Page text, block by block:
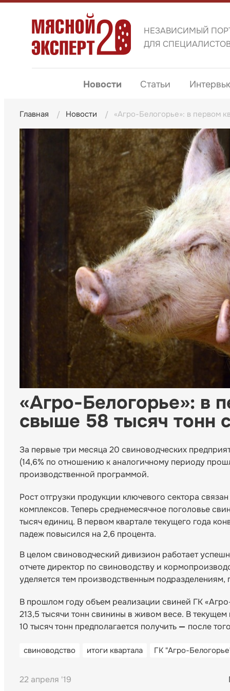
НЕЗАВИСИМЫЙ
ДЛЯ
Новости Статьи
Главная Новости «Агро-Белогорье»: в первом
«Агро-Белогорье»: в
свыше 58 тысяч тонн
За первые три месяца 20 свиноводческих
(14,6% по отношению к аналогичному периоду
производственной программой.
Рост отгрузки продукции ключевого сектора
комплексов. Теперь среднемесячное поголовье
тысяч единиц. В первом квартале текущего года
падеж повысился на 2,6 процента.
В целом свиноводческий дивизион работает
отчете директор по свиноводству и
уделяется тем производственным
В прошлом году объем реализации свиней ГК
213,5 тысячи тонн свинины в живом весе. В текущем
10 тысяч тонн предполагается получить — после
свиноводство итоги квартала ГК "Агро-
22 апреля '19